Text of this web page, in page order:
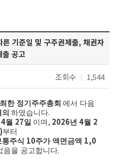
기준일 및 구주권제출, 채권자
출 공고
조회수 | 1,544
한 정기주주총회 에서 다음
하였습니다.
4월 27일 이며 , 2026년 4월 2
)부터
주식 10주가 액면금액 1,0
음을 공고합니다.